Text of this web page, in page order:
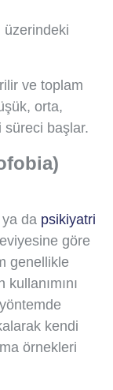
üzerindeki
ve toplam
orta,
süreci başlar.
ya da psikiyatri
göre
genellikle
kendi
örnekleri